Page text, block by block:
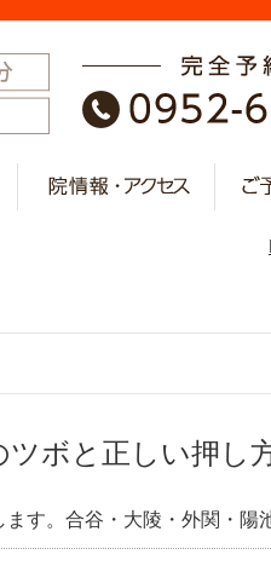
ボと正しい押し
す。合谷・大陵・外関・陽